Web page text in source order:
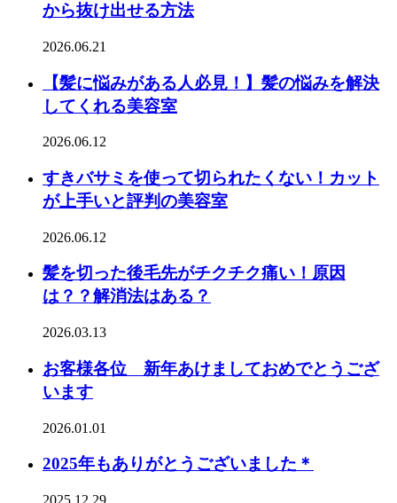
から抜け出せる方法
2026.06.21
【髪に悩みがある人必見！】髪の悩みを解決
してくれる美容室
2026.06.12
すきバサミを使って切られたくない！カット
が上手いと評判の美容室
2026.06.12
髪を切った後毛先がチクチク痛い！原因
は？？解消法はある？
2026.03.13
お客様各位 新年あけましておめでとうござ
います
2026.01.01
2025年もありがとうございました＊
2025.12.29